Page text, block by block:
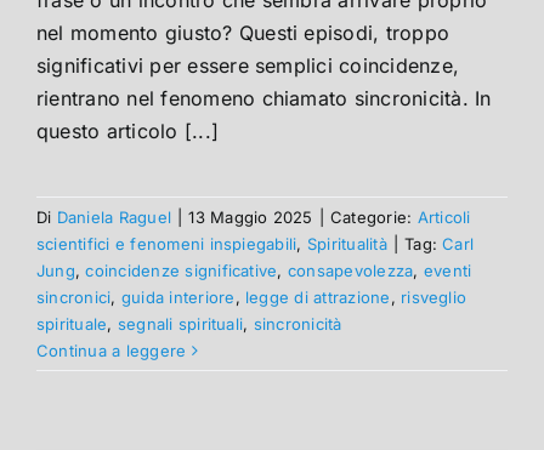
nel momento giusto? Questi episodi, troppo
significativi per essere semplici coincidenze,
rientrano nel fenomeno chiamato sincronicità. In
questo articolo [...]
Di Daniela Raguel 13 Maggio 2025 Categorie: Articoli
scientifici e fenomeni inspiegabili, Spiritualità Tag:Carl
Jung,coincidenze significative, consapevolezza, eventi
sincronici, guida interiore, legge di attrazione, risveglio
spirituale, segnali spirituali, sincronicità
Continua a leggere